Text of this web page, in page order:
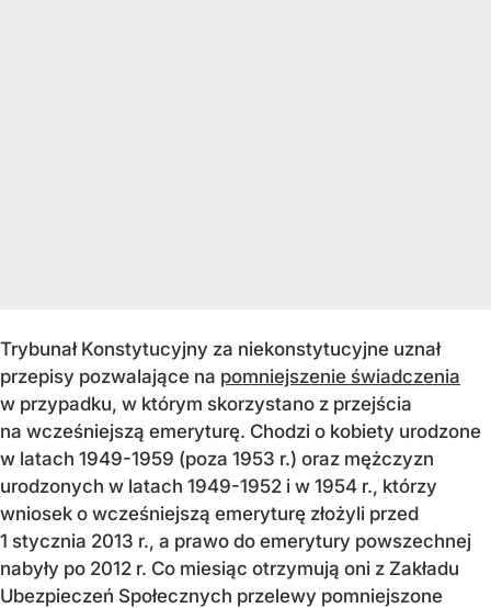
Trybunał Konstytucyjny za niekonstytucyjne uznał
przepisy pozwalające na pomniejszenie świadczenia
w przypadku, w którym skorzystano z przejścia
na wcześniejszą emeryturę. Chodzi o kobiety urodzone
w latach 1949-1959 (poza 1953 r.) oraz mężczyzn
urodzonych w latach 1949-1952 i w 1954 r., którzy
wniosek o wcześniejszą emeryturę złożyli przed
1 stycznia 2013 r., a prawo do emerytury powszechnej
nabyły po 2012 r. Co miesiąc otrzymują oni z Zakładu
Ubezpieczeń Społecznych przelewy pomniejszone